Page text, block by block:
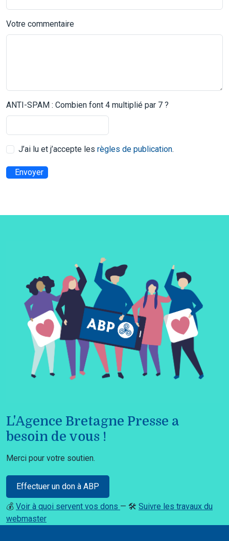
Votre commentaire
ANTI-SPAM : Combien font 4 multiplié par 7 ?
J’ai lu et j’accepte les règles de publication.
Envoyer
L'Agence Bretagne Presse a
besoin de vous !
Merci pour votre soutien.
Effectuer un don à ABP
💰 Voir à quoi servent vos dons — 🛠️ Suivre les travaux du
webmaster